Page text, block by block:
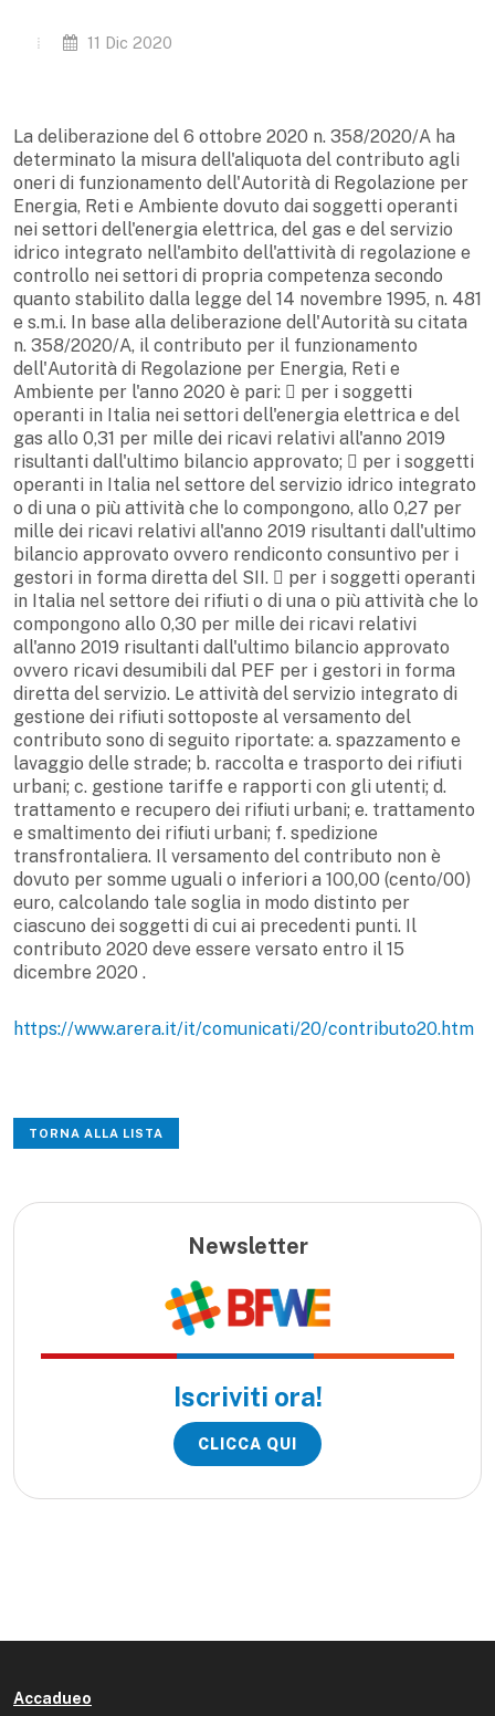
11 Dic 2020
La deliberazione del 6 ottobre 2020 n. 358/2020/A ha
determinato la misura dell'aliquota del contributo agli
oneri di funzionamento dell'Autorità di Regolazione per
Energia, Reti e Ambiente dovuto dai soggetti operanti
nei settori dell'energia elettrica, del gas e del servizio
idrico integrato nell'ambito dell'attività di regolazione e
controllo nei settori di propria competenza secondo
quanto stabilito dalla legge del 14 novembre 1995, n. 481
e s.m.i. In base alla deliberazione dell'Autorità su citata
n. 358/2020/A, il contributo per il funzionamento
dell'Autorità di Regolazione per Energia, Reti e
Ambiente per l'anno 2020 è pari:  per i soggetti
operanti in Italia nei settori dell'energia elettrica e del
gas allo 0,31 per mille dei ricavi relativi all'anno 2019
risultanti dall'ultimo bilancio approvato;  per i soggetti
operanti in Italia nel settore del servizio idrico integrato
o di una o più attività che lo compongono, allo 0,27 per
mille dei ricavi relativi all'anno 2019 risultanti dall'ultimo
bilancio approvato ovvero rendiconto consuntivo per i
gestori in forma diretta del SII.  per i soggetti operanti
in Italia nel settore dei rifiuti o di una o più attività che lo
compongono allo 0,30 per mille dei ricavi relativi
all'anno 2019 risultanti dall'ultimo bilancio approvato
ovvero ricavi desumibili dal PEF per i gestori in forma
diretta del servizio. Le attività del servizio integrato di
gestione dei rifiuti sottoposte al versamento del
contributo sono di seguito riportate: a. spazzamento e
lavaggio delle strade; b. raccolta e trasporto dei rifiuti
urbani; c. gestione tariffe e rapporti con gli utenti; d.
trattamento e recupero dei rifiuti urbani; e. trattamento
e smaltimento dei rifiuti urbani; f. spedizione
transfrontaliera. Il versamento del contributo non è
dovuto per somme uguali o inferiori a 100,00 (cento/00)
euro, calcolando tale soglia in modo distinto per
ciascuno dei soggetti di cui ai precedenti punti. Il
contributo 2020 deve essere versato entro il 15
dicembre 2020 .
https://www.arera.it/it/comunicati/20/contributo20.htm
TORNA ALLA LISTA
Newsletter
Iscriviti ora!
CLICCA QUI
Accadueo